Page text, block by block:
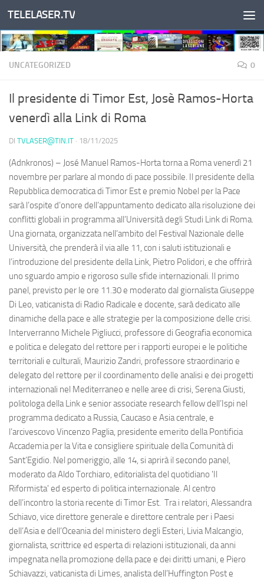
Salta al contenuto
TELELASER.TV
UNCATEGORIZED 0
Il presidente di Timor Est, Josè Ramos-Horta
venerdì alla Link di Roma
DI TVLASER@TIN.IT · 18/11/2025
(Adnkronos) – José Manuel Ramos-Horta torna a Roma venerdì 21
novembre per parlare al mondo di pace possibile. Il presidente della
Repubblica democratica di Timor Est e premio Nobel per la Pace
sarà l’ospite d’onore dell’appuntamento dedicato alla risoluzione dei
conflitti globali in programma all’Università degli Studi Link di Roma.
Una giornata, organizzata nell’ambito del Festival Nazionale delle
Università, che prenderà il via alle 11, con i saluti istituzionali e
l’introduzione del presidente della Link, Pietro Polidori, e che offrirà
uno sguardo ampio e rigoroso sulle sfide internazionali. Il primo
panel, previsto per le ore 11.30 e moderato dal giornalista Giuseppe
Di Leo, vaticanista di Radio Radicale e docente, sarà dedicato alle
dinamiche della pace e alle strategie per la composizione delle crisi.
Interverranno Michele Pigliucci, professore di Geografia economica
e politica e delegato del rettore per i rapporti europei e le politiche
territoriali e culturali, Maurizio Zandri, professore straordinario e
delegato del rettore per il coordinamento delle analisi e dei progetti
internazionali nel Mediterraneo e nelle aree di crisi, Serena Giusti,
politologa della Link e senior associate research fellow dell’Ispi nel
programma dedicato a Russia, Caucaso e Asia centrale, e
l’arcivescovo Vincenzo Paglia, presidente emerito della Pontificia
Accademia per la Vita e consigliere spirituale della Comunità di
Sant’Egidio. Nel pomeriggio, alle 14, si aprirà il secondo panel,
moderato da Aldo Torchiaro, editorialista del quotidiano 'Il
Riformista' ed esperto di politica internazionale. Al centro
dell’incontro la storia recente di Timor Est. Tra i relatori, Alessandra
Schiavo, vice direttore generale e direttore centrale per i Paesi
dell’Asia e dell’Oceania del ministero degli Esteri, Livia Malcangio,
giornalista, scrittrice ed esperta di relazioni istituzionali, da anni
impegnata nella promozione della pace e dei diritti umani, e Piero
Schiavazzi, vaticanista di Limes, analista dell’Huffington Post e